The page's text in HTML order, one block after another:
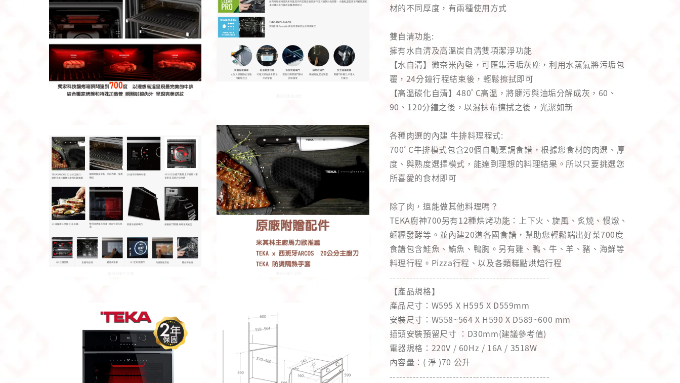
材的不同厚度，有兩種使用方式
雙自清功能:
擁有水自清及高溫炭自清雙項潔淨功能
【水自清】微奈米內壁，可匯集污垢灰塵，利用水蒸氣將污垢包
覆，24分鐘行程結束後，輕鬆擦拭即可
【高溫碳化自清】480ﾟC高溫，將髒污與油垢分解成灰，60、
90、120分鐘之後，以濕抹布擦拭之後，光潔如新
各種肉選的內建 牛排料理程式:
700ﾟC牛排模式包含20個自動烹調食譜，根據您食材的肉選、厚
度、與熟度選擇模式，能達到理想的料理結果。所以只要挑選您
所喜愛的食材即可
除了肉，還能做其他料理嗎？
TEKA廚神700另有12種烘烤功能：上下火、旋風、炙燒、慢燉、
麵糰發酵等。並內建20道各國食譜，幫助您輕鬆端出好菜700度
食譜包含鮭魚、鮪魚、鴨胸。另有雞、鴨、牛、羊、豬、海鮮等
料理行程。Pizza行程、以及各類糕點烘焙行程
------------------------------------------------
【產品規格】
產品尺寸：W595 X H595 X D559mm
安裝尺寸：W558~564 X H590 X D589~600 mm
插頭安裝預留尺寸 ：D30mm(建議參考值)
電器規格：220V / 60Hz / 16A / 3518W
內容量：( 淨 )70 公升
------------------------------------------------